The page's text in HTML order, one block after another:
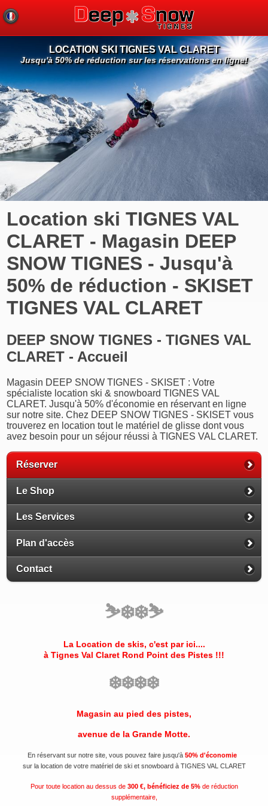
LOCATION SKI TIGNES VAL CLARET
Jusqu'à 50% de réduction sur les réservations en ligne!
Location ski TIGNES VAL
CLARET - Magasin DEEP
SNOW TIGNES - Jusqu'à
50% de réduction - SKISET
TIGNES VAL CLARET
DEEP SNOW TIGNES - TIGNES VAL
CLARET - Accueil
Magasin DEEP SNOW TIGNES - SKISET : Votre
spécialiste location ski & snowboard TIGNES VAL
CLARET. Jusqu'à 50% d'économie en réservant en ligne
sur notre site. Chez DEEP SNOW TIGNES - SKISET vous
trouverez en location tout le matériel de glisse dont vous
avez besoin pour un séjour réussi à TIGNES VAL CLARET.
Réserver
Le Shop
Les Services
Plan d'accès
Contact
⛷️❄️❄️⛷️
La Location de skis, c'est par ici....
à Tignes Val Claret Rond Point des Pistes !!!
❄️❄️❄️❄️
Magasin au pied des pistes,
avenue de la Grande Motte.
En réservant sur notre site, vous pouvez faire jusqu'à 50% d'économie
sur la location de votre matériel de ski et snowboard à TIGNES VAL CLARET
Pour toute location au dessus de 300 €, bénéficiez de 5%de réduction
supplémentaire,